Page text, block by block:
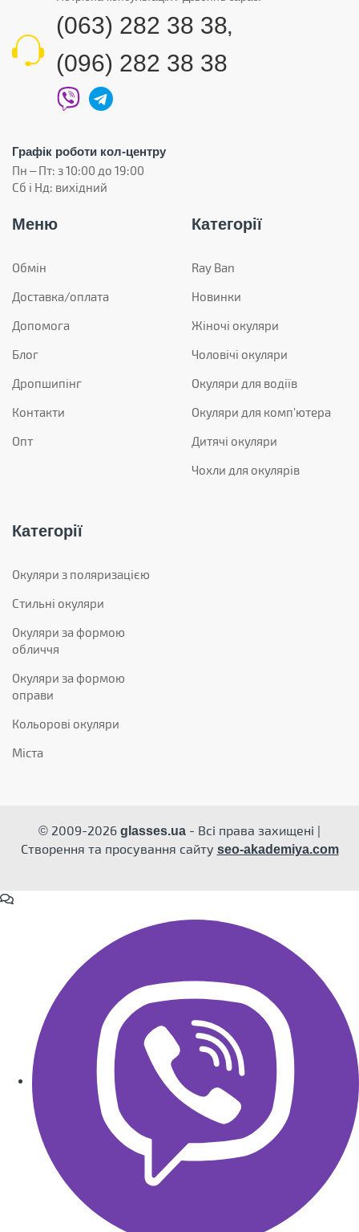
(063) 282 38 38,
(096) 282 38 38
Графік роботи кол-центру
Пн – Пт: з 10:00 до 19:00
Сб і Нд: вихідний
Меню
Обмін
Доставка/оплата
Допомога
Блог
Дропшипінг
Контакти
Опт
Категорії
Ray Ban
Новинки
Жіночі окуляри
Чоловічі окуляри
Окуляри для водіїв
Окуляри для комп'ютера
Дитячі окуляри
Чохли для окулярів
Категорії
Окуляри з поляризацією
Стильні окуляри
Окуляри за формою
обличчя
Окуляри за формою
оправи
Кольорові окуляри
Міста
© 2009-2026 glasses.ua - Всі права захищені |
Створення та просування сайту seo-akademiya.com